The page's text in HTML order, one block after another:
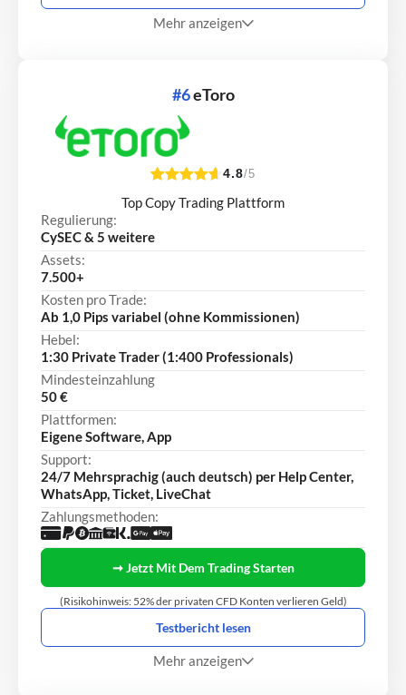
Mehr anzeigen
#6eToro
4.8/5
Top Copy Trading Plattform
Regulierung:
CySEC & 5 weitere
Assets:
7.500+
Kosten pro Trade:
Ab 1,0 Pips variabel (ohne Kommissionen)
Hebel:
1:30 Private Trader (1:400 Professionals)
Mindesteinzahlung
50 €
Plattformen:
Eigene Software, App
Support:
24/7 Mehrsprachig (auch deutsch) per Help Center,
WhatsApp, Ticket, LiveChat
Zahlungsmethoden:
➞ Jetzt Mit Dem Trading Starten
(Risikohinweis: 52% der privaten CFD Konten verlieren Geld)
Testbericht lesen
Mehr anzeigen